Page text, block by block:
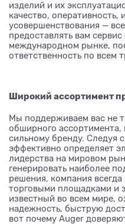
изделий и их
качество, оперативность,
усовершенствования —
предоставлять вам
международном рынке,
ответственность по всем
Широкий ассортимент
Мы поддерживаем вас не
обширного
сильному бренду. Следуя
эффективно определяет
лидерства на мировом
генерировать наиболее
решения, компания
торговыми площадками и
известный во всем мире,
надежность, быструю
вот почему Auger